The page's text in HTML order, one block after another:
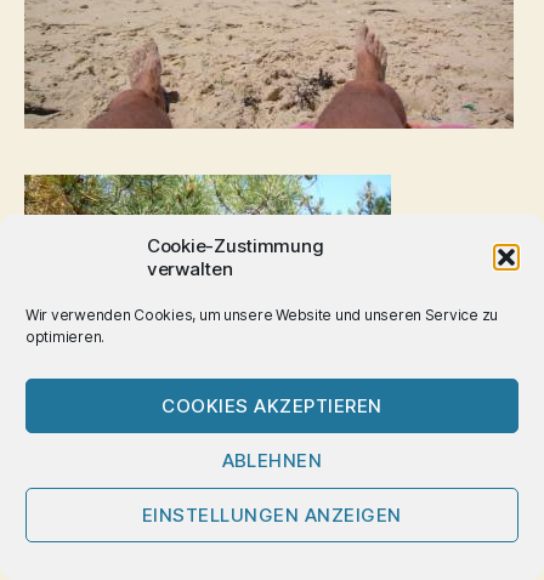
Cookie-Zustimmung
verwalten
Wir verwenden Cookies, um unsere Website und unseren Service zu
optimieren.
COOKIES AKZEPTIEREN
ABLEHNEN
EINSTELLUNGEN ANZEIGEN